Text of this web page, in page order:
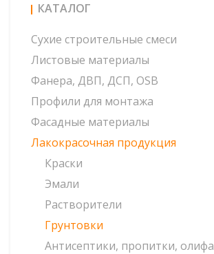
КАТАЛОГ
Сухие строительные смеси
Листовые материалы
Фанера, ДВП, ДСП, OSB
Профили для монтажа
Фасадные материалы
Лакокрасочная продукция
Краски
Эмали
Растворители
Грунтовки
Антисептики, пропитки, олифа